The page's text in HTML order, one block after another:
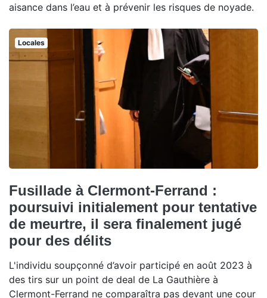
aisance dans l’eau et à prévenir les risques de noyade.
Locales
Fusillade à Clermont-Ferrand :
poursuivi initialement pour tentative
de meurtre, il sera finalement jugé
pour des délits
L'individu soupçonné d’avoir participé en août 2023 à
des tirs sur un point de deal de La Gauthière à
Clermont-Ferrand ne comparaîtra pas devant une cour